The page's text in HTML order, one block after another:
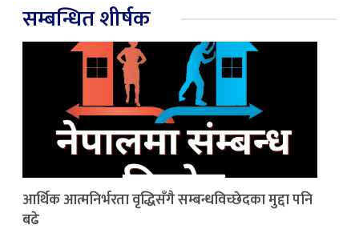
सम्बन्धित शीर्षक
आर्थिक आत्मनिर्भरता वृद्धिसँगै सम्बन्धविच्छेदका मुद्दा पनि
बढे